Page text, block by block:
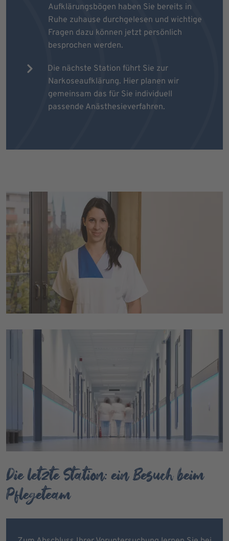
Aufklärungsbögen haben Sie bereits in
Ruhe zuhause durchgelesen und wichtige
Fragen dazu können jetzt persönlich
besprochen werden.
Die nächste Station führt Sie zur
Narkoseaufklärung. Hier planen wir
gemeinsam das für Sie individuell
passende Anästhesieverfahren.
Die letzte Station: ein Besuch beim
Pflegeteam